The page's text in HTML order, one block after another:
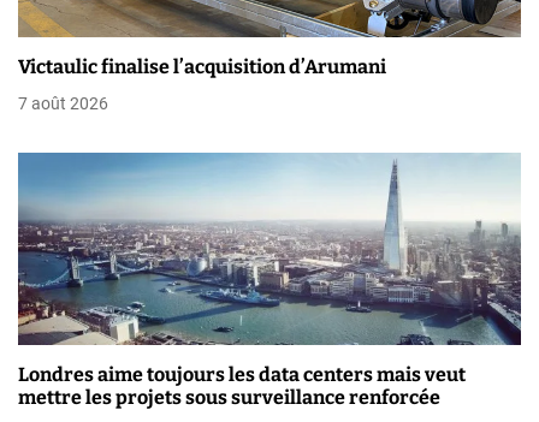
i
c
Victaulic finalise l’acquisition d’Arumani
7 août 2026
Londres aime toujours les data centers mais veut
mettre les projets sous surveillance renforcée